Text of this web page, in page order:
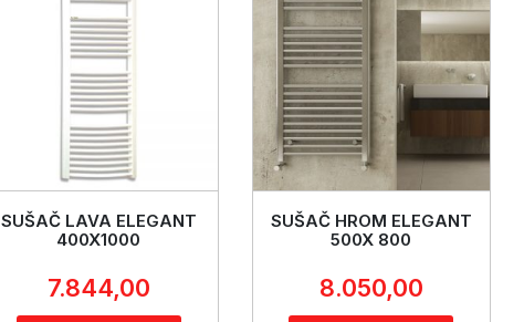
SUŠAČ LAVA ELEGANT
400X1000
7.844,00
SUŠAČ HROM ELEGANT
500X 800
8.050,00